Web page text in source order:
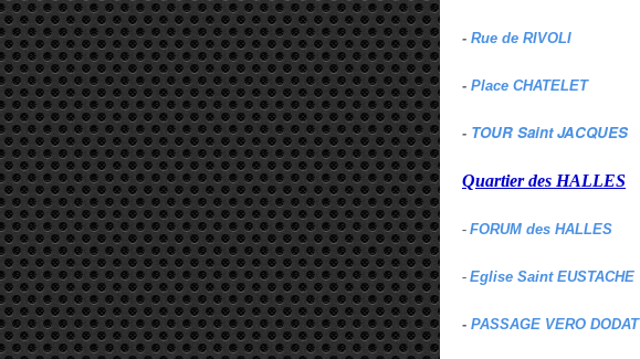
- Rue de RIVOLI
- Place CHATELET
- TOUR Saint JACQUES
Quartier des HALLES
- FORUM des HALLES
- Eglise Saint EUSTACHE
- PASSAGE VERO DODAT